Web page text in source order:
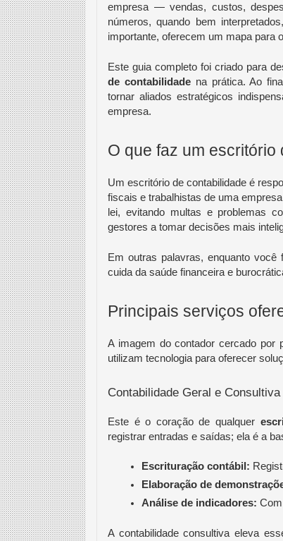
empresa — vendas, custos,
números, quando bem
importante, oferecem um mapa para
Este guia completo foi criado para
de contabilidadena prática. Ao
tornar aliados estratégicos
empresa.
O que faz um escritório
Um escritório de contabilidade é
fiscais e trabalhistas de uma
lei, evitando multas e problemas
gestores a tomar decisões mais
Em outras palavras, enquanto
cuida da saúde financeira e
Principais serviços
A imagem do contador cercado por
utilizam tecnologia para oferecer
Contabilidade Geral e Consultiva
Este é o coração de qualquer
registrar entradas e saídas; ela é a
Escrituração contábil:
Elaboração de
Análise de indicadores:
A contabilidade consultiva eleva